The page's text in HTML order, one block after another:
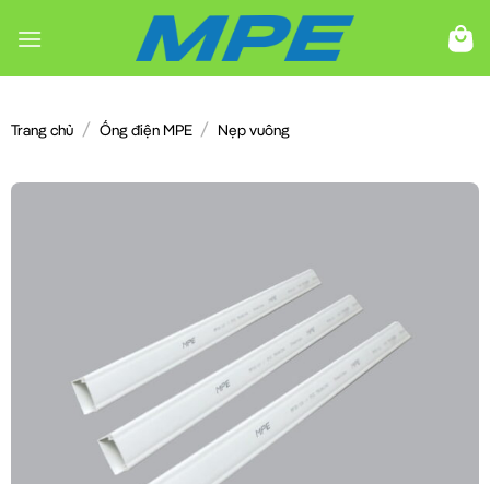
đến
Trang chủ / Ống điện MPE / Nẹp vuông